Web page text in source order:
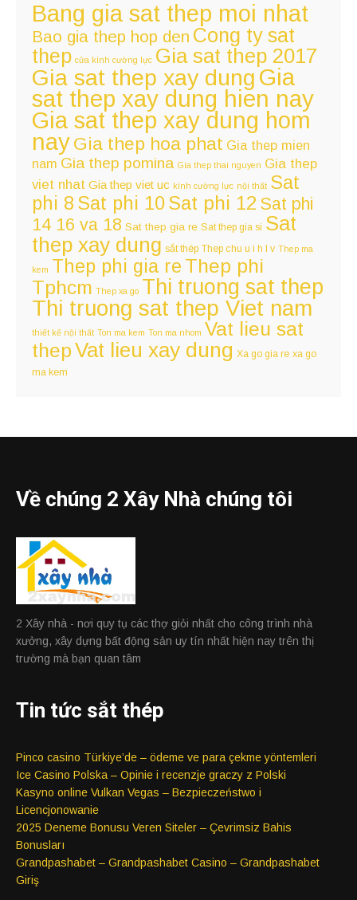
Bang gia sat thep moi nhat
Bao gia thep hop den Cong ty sat
thep cửa kính cường lực Gia sat thep 2017
Gia sat thep xay dung Gia
sat thep xay dung hien nay
Gia sat thep xay dung hom
nayGia thep hoa phat Gia thep mien
nam Gia thep pomina Gia thep thai nguyen Gia thep
viet nhat Gia thep viet uc kính cường lực nội thất Sat
phi 8 Sat phi 10Sat phi 12 Sat phi
14 16 va 18 Sat thep gia re Sat thep gia si Sat
thep xay dung sắt thép Thep chu u i h l v Thep ma
kem Thep phi gia re Thep phi
Tphcm Thep xa go Thi truong sat thep
Thi truong sat thep Viet nam
thiết kế nội thất Ton ma kem Ton ma nhom Vat lieu sat
thepVat lieu xay dung Xa go gia re xa go
ma kem
Về chúng 2 Xây Nhà chúng tôi
2 Xây nhà - nơi quy tụ các thợ giỏi nhất cho công trình nhà
xưởng, xây dựng bất động sản uy tín nhất hiện nay trên thị
trường mà bạn quan tâm
Tin tức sắt thép
Pinco casino Türkiye’de – ödeme ve para çekme yöntemleri
Ice Casino Polska – Opinie i recenzje graczy z Polski
Kasyno online Vulkan Vegas – Bezpieczeństwo i
Licencjonowanie
2025 Deneme Bonusu Veren Siteler – Çevrimsiz Bahis
Bonusları
Grandpashabet – Grandpashabet Casino – Grandpashabet
Giriş